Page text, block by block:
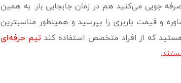
جویی می‌کنید هم در زمان جابجایی بار. به همین
و قیمت باربری را بپرسید و همینطور مناسبترین
که از افراد متخصص استفاده کند تیم حرفه‌ای